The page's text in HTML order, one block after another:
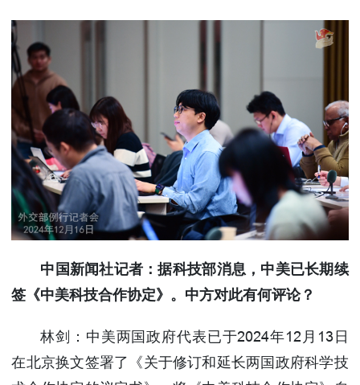
中国新闻社记者：据科技部消息，中美已长期续
签《中美科技合作协定》。中方对此有何评论？
林剑：中美两国政府代表已于2024年12月13日
在北京换文签署了《关于修订和延长两国政府科学技